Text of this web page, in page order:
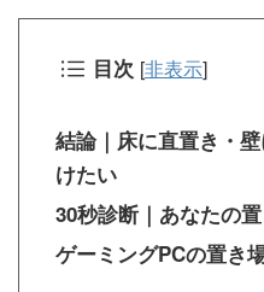
目次 [非表示]
結論｜床に直置き・
けたい
30秒診断｜あなたの
ゲーミングPCの置き